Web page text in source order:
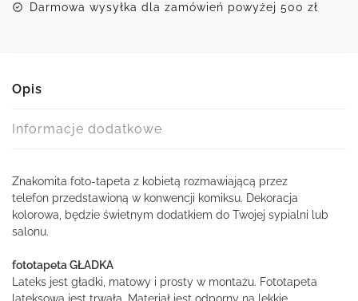
Darmowa wysyłka dla zamówień powyżej 500 zł
Opis
Informacje dodatkowe
Znakomita foto-tapeta z kobietą rozmawiającą przez
telefon przedstawioną w konwencji komiksu. Dekoracja
kolorowa, będzie świetnym dodatkiem do Twojej sypialni lub
salonu.
fototapeta GŁADKA
Lateks jest gładki, matowy i prosty w montażu. Fototapeta